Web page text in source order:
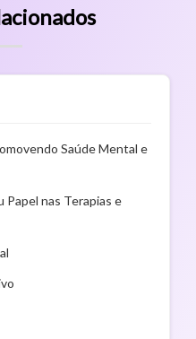
Saúde Mental e
Papel nas Terapias e